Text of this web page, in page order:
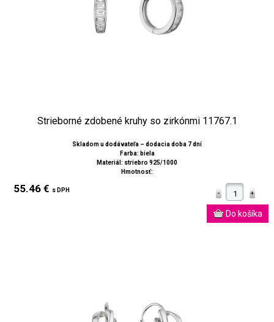
Strieborné zdobené kruhy so zirkónmi 11767.1
Skladom u dodávateľa – dodacia doba 7 dní
Farba: biela
Materiál: striebro 925/1000
Hmotnosť:
55.46 € s DPH